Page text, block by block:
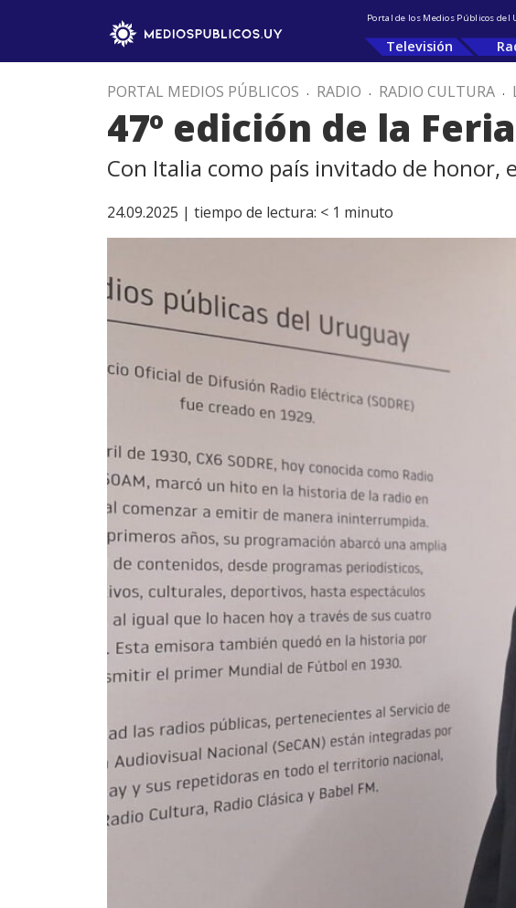
Portal de los Medios Públicos del
Televisión
PORTAL MEDIOS PÚBLICOS . RADIO . RADIO CULTURA .
47º edición de la
Con Italia como país invitado de honor,
24.09.2025 | tiempo de lectura: < 1 minuto